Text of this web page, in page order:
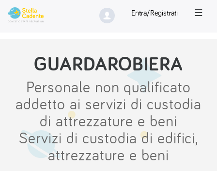
☰
Entra/Registrati
GUARDAROBIERA
Personale non qualificato
addetto ai servizi di custodia
di attrezzature e beni
Servizi di custodia di edifici,
attrezzature e beni